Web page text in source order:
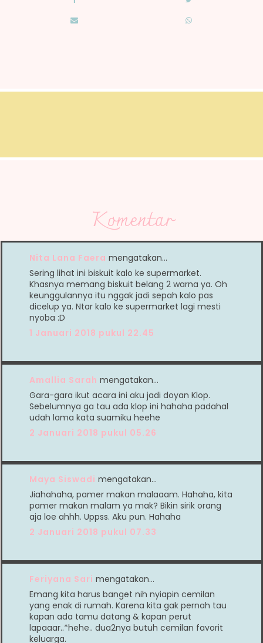
Komentar
Nita Lana Faera mengatakan…
Sering lihat ini biskuit kalo ke supermarket.
Khasnya memang biskuit belang 2 warna ya. Oh
keunggulannya itu nggak jadi sepah kalo pas
dicelup ya. Ntar kalo ke supermarket lagi mesti
nyoba :D
1 Januari 2018 pukul 22.45
Amallia Sarah mengatakan…
Gara-gara ikut acara ini aku jadi doyan Klop.
Sebelumnya ga tau ada klop ini hahaha padahal
udah lama kata suamiku heehe
2 Januari 2018 pukul 05.26
Maya Siswadi mengatakan…
Jiahahaha, pamer makan malaaam. Hahaha, kita
pamer makan malam ya mak? Bikin sirik orang
aja loe ahhh. Uppss. Aku pun. Hahaha
2 Januari 2018 pukul 07.33
Feriyana Sari mengatakan…
Emang kita harus banget nih nyiapin cemilan
yang enak di rumah. Karena kita gak pernah tau
kapan ada tamu datang & kapan perut
lapaaar..*hehe.. dua2nya butuh cemilan favorit
keluarga.